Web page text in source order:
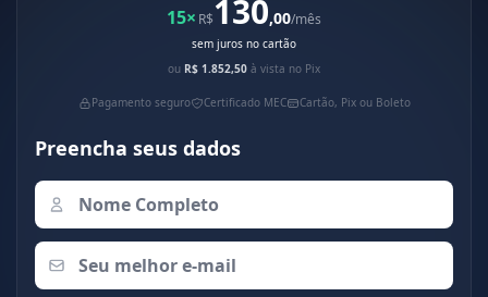
15× R$130,00/mês
sem juros no cartão
ou R$ 1.852,50 à vista no Pix
Pagamento seguro Certificado MEC Cartão, Pix ou Boleto
Preencha seus dados